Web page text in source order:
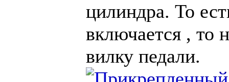
цилиндра. То
включается , то
вилку педали.